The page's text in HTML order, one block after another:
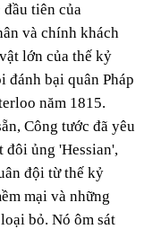
tiên của
và chính khách
lớn của thế kỷ
đánh bại quân Pháp
năm 1815.
Công tước đã yêu
đôi ủng 'Hessian',
đội từ thế kỷ
mại và những
bỏ. Nó ôm sát